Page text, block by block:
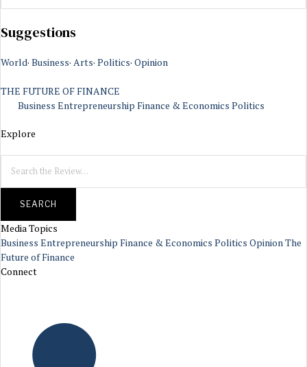
Suggestions
World· Business· Arts· Politics· Opinion
THE FUTURE OF FINANCE
Business Entrepreneurship Finance & Economics Politics
Explore
SEARCH
Media Topics
Business Entrepreneurship Finance & Economics Politics OpinionThe
Future of Finance
Connect